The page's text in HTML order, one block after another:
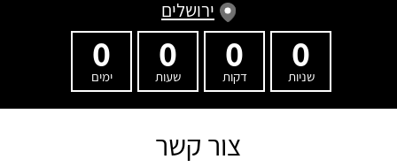
ירושלים
0
שניות
0
דקות
0
שעות
0
ימים
צור קשר